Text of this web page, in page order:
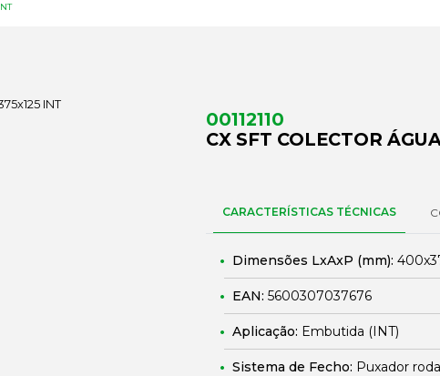
00112110
CX SFT COLECTOR
CARACTERÍSTICAS TÉCNICAS
Dimensões LxAxP (mm):
EAN: 5600307037676
Aplicação: Embutida (INT)
Sistema de Fecho: Puxador